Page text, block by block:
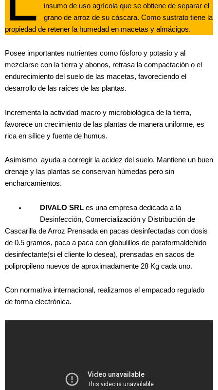
insumo de uso agrícola que se obtiene de separar el
grano de arroz de su cáscara. Como sustrato tiene la
propiedad de retener la humedad en macetas y almácigos.
Posee importantes nutrientes como fósforo y potasio y al
mezclarse con la tierra y abonos, retrasa la compactación o el
endurecimiento del suelo de las macetas, favoreciendo el
desarrollo de las raíces de las plantas.
Incrementa la actividad macro y microbiológica de la tierra,
favorece un crecimiento de las plantas de manera uniforme, es
rica en sílice y fuente de humus.
Asimismo ayuda a corregir la acidez del suelo. Mantiene un buen
drenaje y las plantas se conservan húmedas pero sin
encharcamientos.
DIVALO SRLes una empresa dedicada a la
Desinfección, Comercialización y Distribución de
Cascarilla de Arroz Prensada en pacas desinfectadas con dosis
de 0.5 gramos, paca a paca con globulillos de paraformaldehido
desinfectante(si el cliente lo desea), prensadas en sacos de
polipropileno nuevos de aproximadamente 28 Kg cada uno.
Con normativa internacional, realizamos el empacado regulado
de forma electrónica.